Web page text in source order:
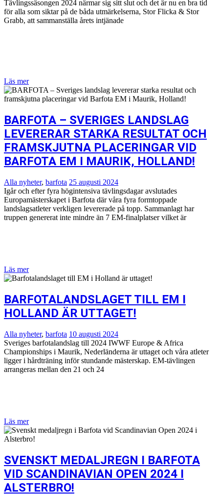
Tävlingssäsongen 2024 närmar sig sitt slut och det är nu en bra tid
för alla som siktar på de båda utmärkelserna, Stor Flicka & Stor
Grabb, att sammanställa årets intjänade
Läs mer
BARFOTA – SVERIGES LANDSLAG
LEVERERAR STARKA RESULTAT OCH
FRAMSKJUTNA PLACERINGAR VID
BARFOTA EM I MAURIK, HOLLAND!
Alla nyheter, barfota 25 augusti 2024
Igår och efter fyra högintensiva tävlingsdagar avslutades
Europamästerskapet i Barfota där våra fyra formtoppade
landslagsatleter verkligen levererade på topp. Sammanlagt har
truppen genererat inte mindre än 7 EM-finalplatser vilket är
Läs mer
BARFOTALANDSLAGET TILL EM I
HOLLAND ÄR UTTAGET!
Alla nyheter, barfota 10 augusti 2024
Sveriges barfotalandslag till 2024 IWWF Europe & Africa
Championships i Maurik, Nederländerna är uttaget och våra atleter
ligger i hårdträning inför stundande mästerskap. EM-tävlingen
arrangeras mellan den 21 och 24
Läs mer
SVENSKT MEDALJREGN I BARFOTA
VID SCANDINAVIAN OPEN 2024 I
ALSTERBRO!